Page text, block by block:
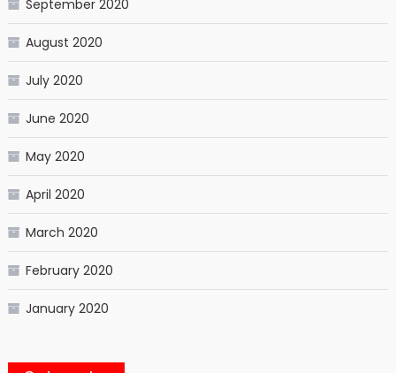
September 2020
August 2020
July 2020
June 2020
May 2020
April 2020
March 2020
February 2020
January 2020